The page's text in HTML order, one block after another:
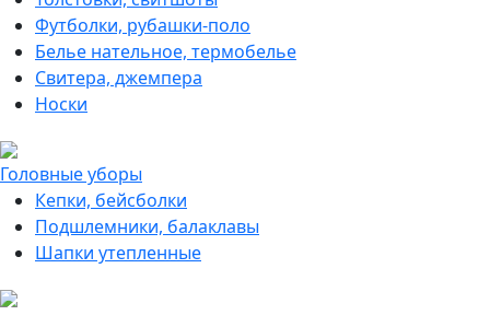
Футболки, рубашки-поло
Белье нательное, термобелье
Свитера, джемпера
Носки
Головные уборы
Кепки, бейсболки
Подшлемники, балаклавы
Шапки утепленные